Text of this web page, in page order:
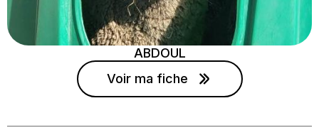
ABDOUL
Voir ma fiche